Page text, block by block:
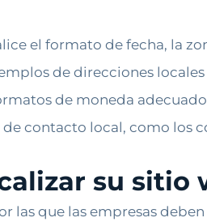
el formato de fecha, la
de direcciones
de moneda
contacto local, como los
su sitio
las que las empresas